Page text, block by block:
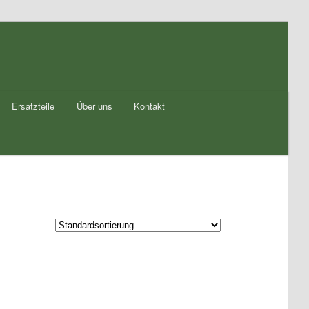
Ersatzteile Über uns Kontakt